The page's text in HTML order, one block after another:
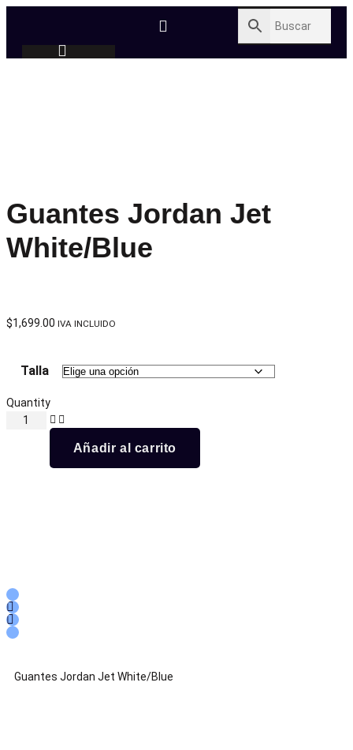
Guantes Jordan Jet
White/Blue
$1,699.00 IVA INCLUIDO
Talla
Quantity
Añadir al carrito
Guantes Jordan Jet White/Blue